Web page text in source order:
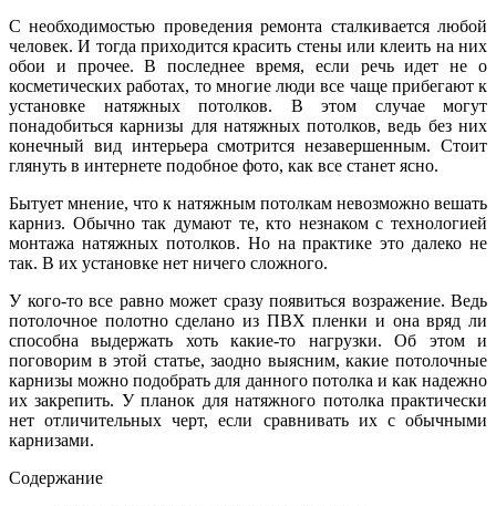
С необходимостью проведения ремонта сталкивается любой
человек. И тогда приходится красить стены или клеить на них
обои и прочее. В последнее время, если речь идет не о
косметических работах, то многие люди все чаще прибегают к
установке натяжных потолков. В этом случае могут
понадобиться карнизы для натяжных потолков, ведь без них
конечный вид интерьера смотрится незавершенным. Стоит
глянуть в интернете подобное фото, как все станет ясно.
Бытует мнение, что к натяжным потолкам невозможно вешать
карниз. Обычно так думают те, кто незнаком с технологией
монтажа натяжных потолков. Но на практике это далеко не
так. В их установке нет ничего сложного.
У кого-то все равно может сразу появиться возражение. Ведь
потолочное полотно сделано из ПВХ пленки и она вряд ли
способна выдержать хоть какие-то нагрузки. Об этом и
поговорим в этой статье, заодно выясним, какие потолочные
карнизы можно подобрать для данного потолка и как надежно
их закрепить. У планок для натяжного потолка практически
нет отличительных черт, если сравнивать их с обычными
карнизами.
Содержание